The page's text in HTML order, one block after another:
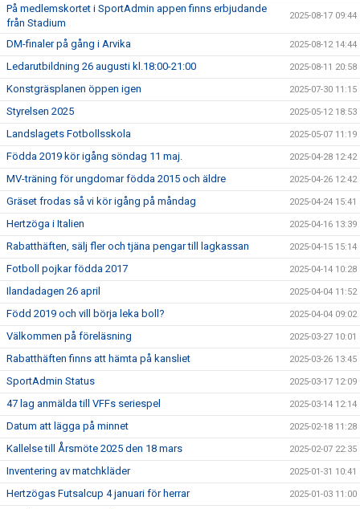
På medlemskortet i SportAdmin appen finns erbjudande
från Stadium
2025-08-17 09:44
DM-finaler på gång i Arvika 2025-08-12 14:44
Ledarutbildning 26 augusti kl.18:00-21:00 2025-08-11 20:58
Konstgräsplanen öppen igen 2025-07-30 11:15
Styrelsen 2025 2025-05-12 18:53
Landslagets Fotbollsskola 2025-05-07 11:19
Födda 2019 kör igång söndag 11 maj. 2025-04-28 12:42
MV-träning för ungdomar födda 2015 och äldre 2025-04-26 12:42
Gräset frodas så vi kör igång på måndag 2025-04-24 15:41
Hertzöga i Italien 2025-04-16 13:39
Rabatthäften, sälj fler och tjäna pengar till lagkassan 2025-04-15 15:14
Fotboll pojkar födda 2017 2025-04-14 10:28
Ilandadagen 26 april 2025-04-04 11:52
Född 2019 och vill börja leka boll? 2025-04-04 09:02
Välkommen på föreläsning 2025-03-27 10:01
Rabatthäften finns att hämta på kansliet 2025-03-26 13:45
SportAdmin Status 2025-03-17 12:09
47 lag anmälda till VFFs seriespel 2025-03-14 12:14
Datum att lägga på minnet 2025-02-18 11:28
Kallelse till Årsmöte 2025 den 18 mars 2025-02-07 22:35
Inventering av matchkläder 2025-01-31 10:41
Hertzögas Futsalcup 4 januari för herrar 2025-01-03 11:00